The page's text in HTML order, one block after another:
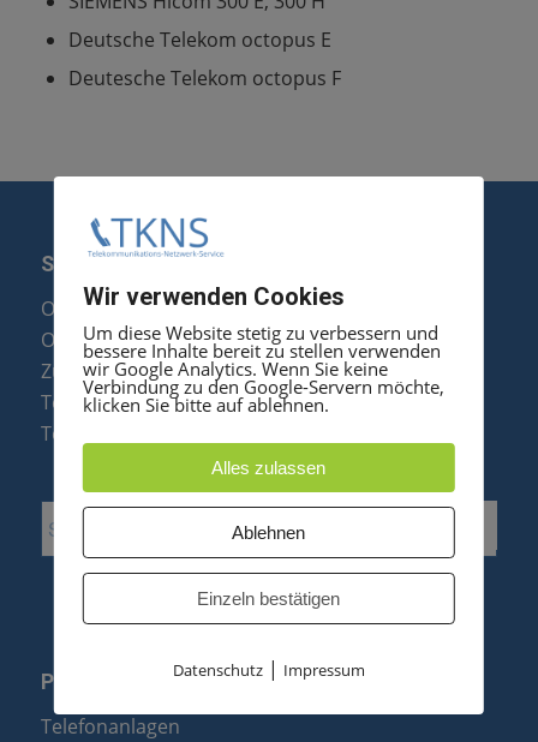
Deutsche Telekom octopus E
Deutesche Telekom octopus F
SERVICE
Optipoint Display Reparatur
Octophon F Display Reparatur
Zubehör & Ersatzteile
Telefonanlagen Optimierung
Telefonanlagen Erweiterung
PRODUKTE
Telefonanlagen
Wir verwenden Cookies
Um diese Website stetig zu verbessern und
bessere Inhalte bereit zu stellen verwenden
wir Google Analytics. Wenn Sie keine
Verbindung zu den Google-Servern möchte,
klicken Sie bitte auf ablehnen.
Alles zulassen
Ablehnen
Einzeln bestätigen
Datenschutz| Impressum